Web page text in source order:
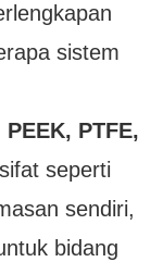
sistem
PTFE,
seperti
sendiri,
bidang